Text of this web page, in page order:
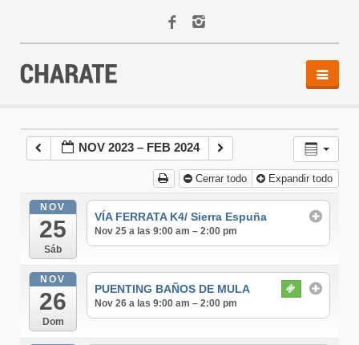
AGENDA
ACTIVIDADES
EQUIPO
CONTACTO
NOV 2023 – FEB 2024
Cerrar todo Expandir todo
NOV
25
Sáb
VÍA FERRATA K4/ Sierra Espuña
Nov 25 a las 9:00 am – 2:00 pm
NOV
26
Dom
PUENTING BAÑOS DE MULA
Nov 26 a las 9:00 am – 2:00 pm